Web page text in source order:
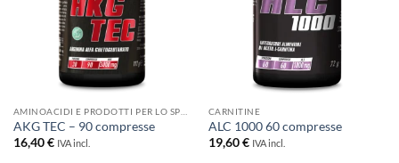
AKG TEC – 90 compresse
16,40€ IVA incl.
CARNITINE
ALC 1000 60 compresse
19,60€ IVA incl.